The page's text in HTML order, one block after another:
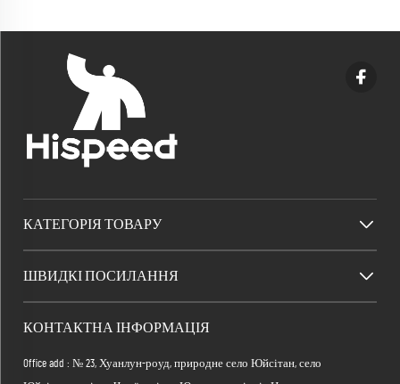
КАТЕГОРІЯ ТОВАРУ
ШВИДКІ ПОСИЛАННЯ
КОНТАКТНА ІНФОРМАЦІЯ
Office add : № 23, Хуанлун-роуд, природне село Юйсітан, село